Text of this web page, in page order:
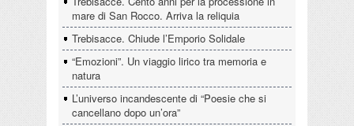
mare di San Rocco. Arriva la reliquia
Trebisacce. Chiude l’Emporio Solidale
“Emozioni”. Un viaggio lirico tra memoria e
natura
L’universo incandescente di “Poesie che si
cancellano dopo un’ora”